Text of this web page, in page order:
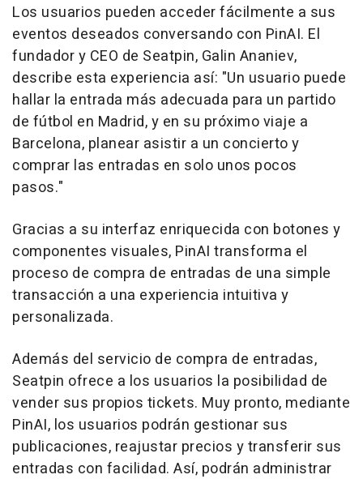
Los usuarios pueden acceder fácilmente a sus
eventos deseados conversando con PinAI. El
fundador y CEO de Seatpin, Galin Ananiev,
describe esta experiencia así: "Un usuario puede
hallar la entrada más adecuada para un partido
de fútbol en Madrid, y en su próximo viaje a
Barcelona, planear asistir a un concierto y
comprar las entradas en solo unos pocos
pasos."
Gracias a su interfaz enriquecida con botones y
componentes visuales, PinAI transforma el
proceso de compra de entradas de una simple
transacción a una experiencia intuitiva y
personalizada.
Además del servicio de compra de entradas,
Seatpin ofrece a los usuarios la posibilidad de
vender sus propios tickets. Muy pronto, mediante
PinAI, los usuarios podrán gestionar sus
publicaciones, reajustar precios y transferir sus
entradas con facilidad. Así, podrán administrar